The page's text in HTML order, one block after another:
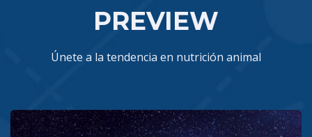
PREVIEW
Únete a la tendencia en nutrición animal